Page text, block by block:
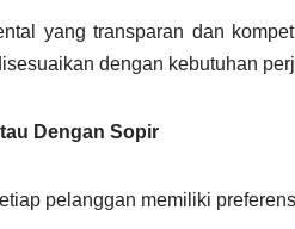
yang transparan dan
dengan kebutuhan
Dengan Sopir
pelanggan memiliki